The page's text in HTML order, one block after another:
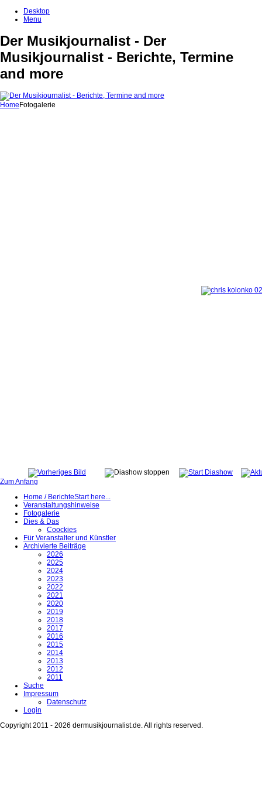
Desktop
Menu
Der Musikjournalist - Der
Musikjournalist - Berichte, Termine
and more
Home Fotogalerie
Zum Anfang
Home / BerichteStart here...
Veranstaltungshinweise
Fotogalerie
Dies & Das
Coockies
Für Veranstalter und Künstler
Archivierte Beiträge
2026
2025
2024
2023
2022
2021
2020
2019
2018
2017
2016
2015
2014
2013
2012
2011
Suche
Impressum
Datenschutz
Login
Copyright 2011 - 2026 dermusikjournalist.de. All rights reserved.